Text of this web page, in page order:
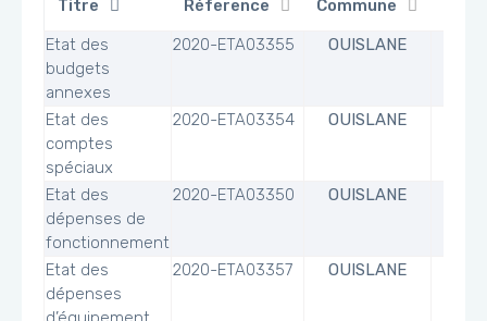
Titre Réference Commune
Etat des
budgets
annexes
2020-ETA03355 OUISLANE
Etat des
comptes
spéciaux
2020-ETA03354 OUISLANE
Etat des
dépenses de
fonctionnement
2020-ETA03350 OUISLANE
Etat des
dépenses
2020-ETA03357 OUISLANE